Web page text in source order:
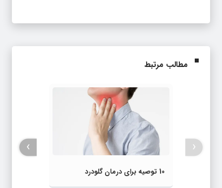
مطالب مرتبط
10 توصیه برای درمان گلودرد
‹
›